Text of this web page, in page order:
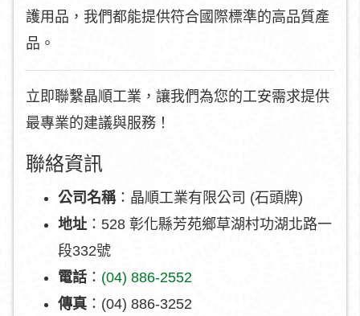
護用品，我們都能提供符合國際標準的高品質產
品。
立即聯繫晶順工業，讓我們為您的工安需求提供
最專業的建議與服務！
聯絡資訊
公司名稱：晶順工業有限公司 (石頭牌)
地址 ：528 彰化縣芳苑鄉草湖村功湖北路一
段332號
電話 ： (04) 886-2552
傳真 ：(04) 886-3252